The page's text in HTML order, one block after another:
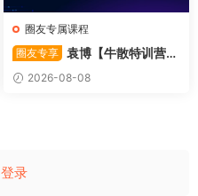
圈友专属课程
圈友专享 袁博【牛散特训营专
栏】从零开始学涨
2026-08-08
登录